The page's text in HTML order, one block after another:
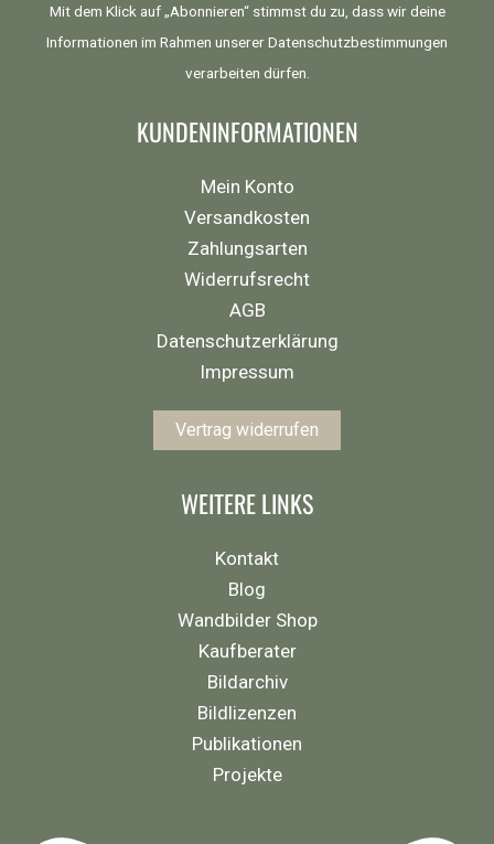
Mit dem Klick auf „Abonnieren“ stimmst du zu, dass wir deine
Informationen im Rahmen unsererDatenschutzbestimmungen
verarbeiten dürfen.
KUNDENINFORMATIONEN
Mein Konto
Versandkosten
Zahlungsarten
Widerrufsrecht
AGB
Datenschutzerklärung
Impressum
Vertrag widerrufen
WEITERE LINKS
Kontakt
Blog
Wandbilder Shop
Kaufberater
Bildarchiv
Bildlizenzen
Publikationen
Projekte